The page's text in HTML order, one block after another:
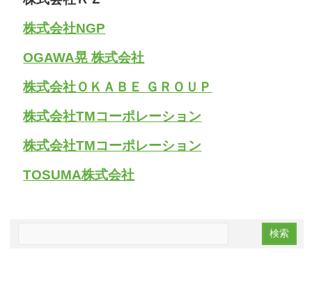
株式会社NGP
OGAWA晃 株式会社
株式会社ＯＫＡＢＥ ＧＲＯＵＰ
株式会社TMコーポレーション
株式会社TMコーポレーション
TOSUMA株式会社